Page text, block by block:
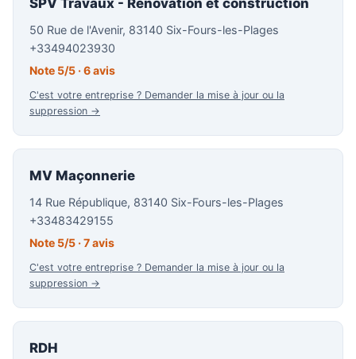
50 Rue de l'Avenir, 83140 Six-Fours-les-Plages
+33494023930
Note 5/5 · 6 avis
C'est votre entreprise ? Demander la mise à jour ou la
suppression →
MV Maçonnerie
14 Rue République, 83140 Six-Fours-les-Plages
+33483429155
Note 5/5 · 7 avis
C'est votre entreprise ? Demander la mise à jour ou la
suppression →
RDH